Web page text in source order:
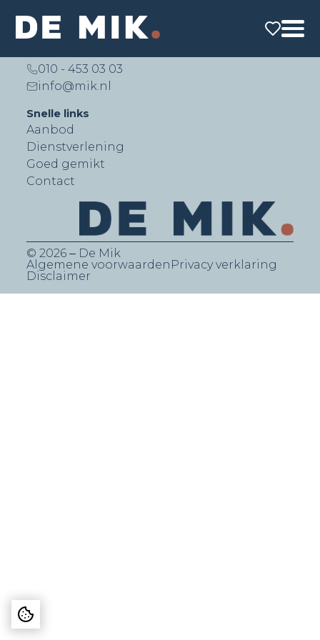
De Mik Real Estate Partners B.V.
Lichtenauerlaan 140 (Brainpark II)
010 - 453 03 03
info@mik.nl
Snelle links
Aanbod
Dienstverlening
Goed gemikt
Contact
© 2026 ‒ De Mik
Algemene voorwaarden Privacy verklaring
Disclaimer